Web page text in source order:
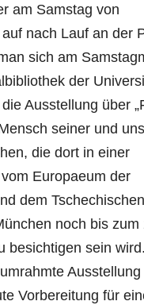
am Samstag von
nach Lauf an der
sich am
der
Ausstellung über
seiner und
die dort in einer
Europaeum der
dem Tschechischen
noch bis zum
besichtigen sein
Vorbereitung für